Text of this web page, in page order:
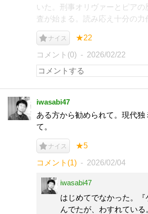
いた。刑事オリヴァーとピアの
査が始まる。読み応え十分の力
ナイス ★22
コメント(0) 2026/02/22
iwasabi47
ある方から勧められて。現代独
て。
ナイス ★5
コメント(1) 2026/02/04
iwasabi47
はじめてでなかった。『
んでたが、わすれている